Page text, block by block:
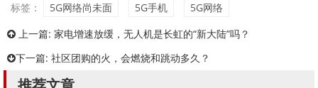
标签： 5G网络尚未面 5G手机
5G网络
上一篇: 家电增速放缓，无人机是长虹的“新大陆”吗？
下一篇: 社区团购的火，会燃烧和跳动多久？